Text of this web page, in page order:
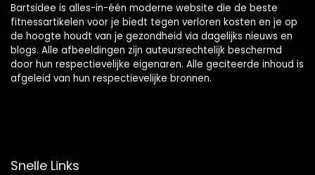
Bartsidee is alles-in-één moderne website die de beste
fitnessartikelen voor je biedt tegen verloren kosten en je op
de hoogte houdt van je gezondheid via dagelijks nieuws en
blogs. Alle afbeeldingen zijn auteursrechtelijk beschermd
door hun respectievelijke eigenaren. Alle geciteerde inhoud is
afgeleid van hun respectievelijke bronnen.
Snelle Links